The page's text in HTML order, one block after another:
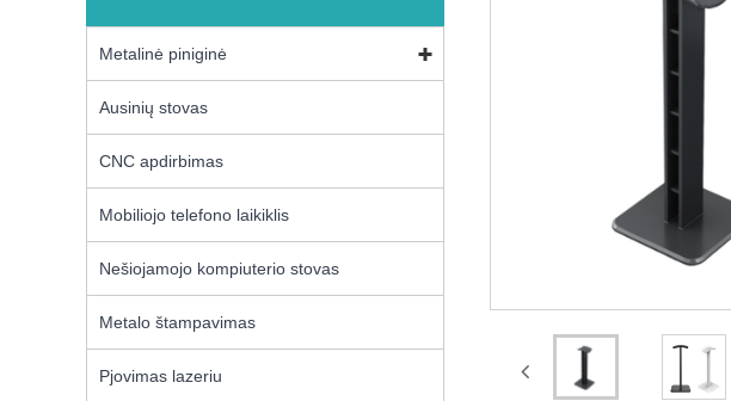
Metalinė piniginė
Ausinių stovas
CNC apdirbimas
Mobiliojo telefono laikiklis
Nešiojamojo kompiuterio stovas
Metalo štampavimas
Pjovimas lazeriu